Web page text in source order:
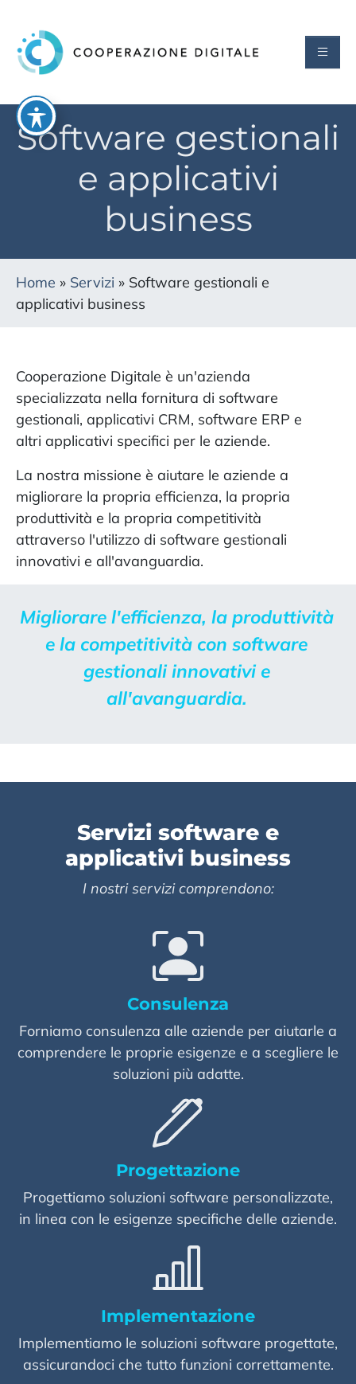
Software gestionali
e applicativi
business
Home » Servizi » Software gestionali e
applicativi business
Cooperazione Digitale è un'azienda
specializzata nella fornitura di software
gestionali, applicativi CRM, software ERP e
altri applicativi specifici per le aziende.
La nostra missione è aiutare le aziende a
migliorare la propria efficienza, la propria
produttività e la propria competitività
attraverso l'utilizzo di software gestionali
innovativi e all'avanguardia.
Migliorare l'efficienza, la produttività
e la competitività con software
gestionali innovativi e
all'avanguardia.
Servizi software e
applicativi business
I nostri servizi comprendono:
Consulenza
Forniamo consulenza alle aziende per aiutarle a
comprendere le proprie esigenze e a scegliere le
soluzioni più adatte.
Progettazione
Progettiamo soluzioni software personalizzate,
in linea con le esigenze specifiche delle aziende.
Implementazione
Implementiamo le soluzioni software progettate,
assicurandoci che tutto funzioni correttamente.